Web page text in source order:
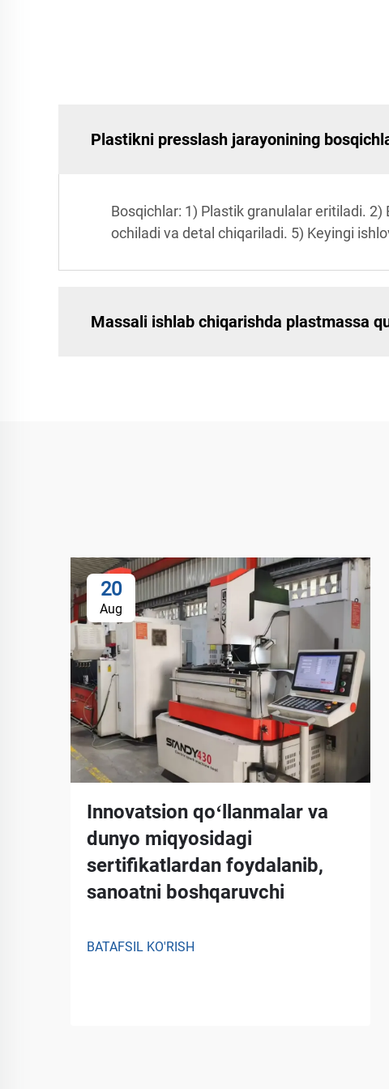
Plastikni presslash jarayonining
Bosqichlar: 1) Plastik granulalar eritiladi.
ochiladi va detal chiqariladi. 5) Keyingi
Massali ishlab chiqarishda plastmassa
20
Aug
Innovatsion qoʻllanmalar va
dunyo miqyosidagi
sertifikatlardan foydalanib,
sanoatni boshqaruvchi
BATAFSIL KO'RISH